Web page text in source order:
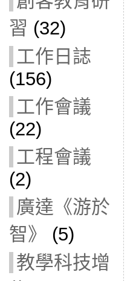
習 (32)
工作日誌
(156)
工作會議
(22)
工程會議
(2)
廣達《游於
智》
(5)
教學科技增